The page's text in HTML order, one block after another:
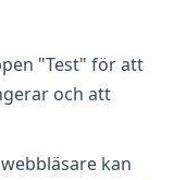
"Test" för att
och att
kan